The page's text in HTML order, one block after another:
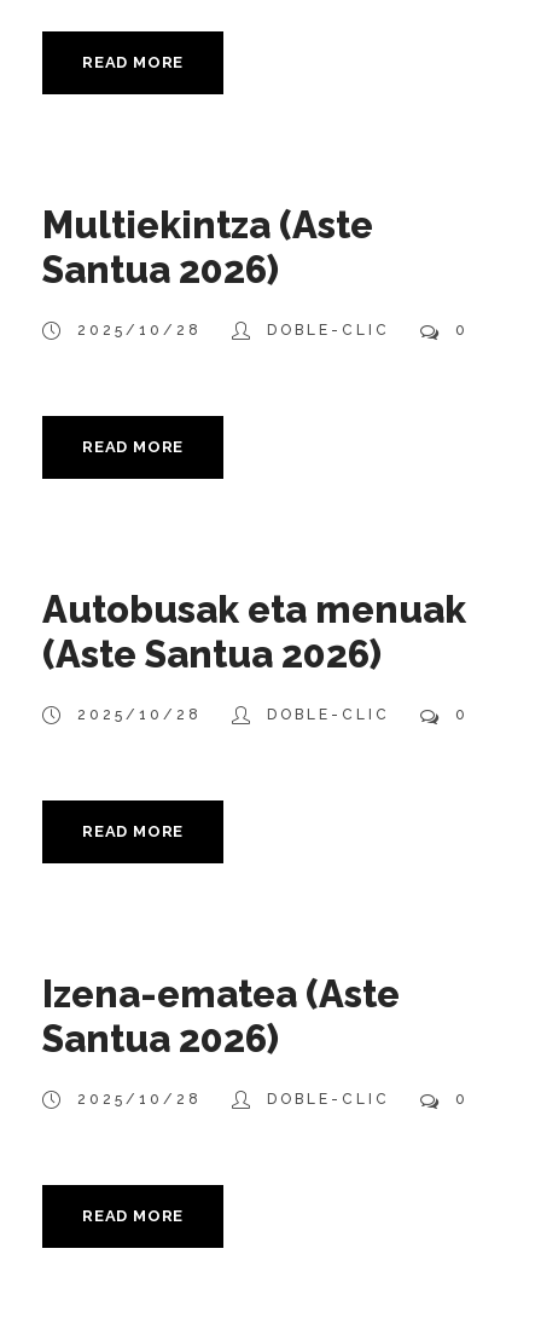
READ MORE
Multiekintza (Aste
Santua 2026)
2025/10/28 DOBLE-CLIC 0
READ MORE
Autobusak eta menuak
(Aste Santua 2026)
2025/10/28 DOBLE-CLIC 0
READ MORE
Izena-ematea (Aste
Santua 2026)
2025/10/28 DOBLE-CLIC 0
READ MORE